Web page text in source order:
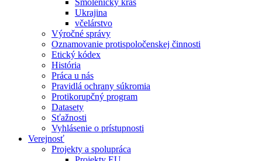
Ukrajina
včelárstvo
Výročné správy
Oznamovanie protispoločenskej činnosti
Etický kódex
História
Práca u nás
Pravidlá ochrany súkromia
Protikorupčný program
Datasety
Sťažnosti
Vyhlásenie o prístupnosti
Verejnosť
Projekty a spolupráca